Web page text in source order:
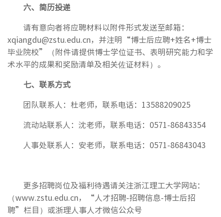
六、 简历投递
请有意向者将应聘材料以附件形式发送至邮箱：
xqiangdu@zstu.edu.cn，并注明“博士后应聘+姓名+博士
毕业院校”（附件请提供博士学位证书、表明研究能力和学
术水平的成果和奖励清单及相关佐证材料）。
七、 联系方式
团队联系人：杜老师，联系电话：13588209025
流动站联系人：沈老师，联系电话：0571-86843354
人事处联系人：安老师，联系电话：0571-86843043
更多招聘岗位及福利待遇请关注浙江理工大学网站：
（www.zstu.edu.cn，“人才招聘-招聘信息-博士后招
聘”栏目）或浙理人事人才微信公众号